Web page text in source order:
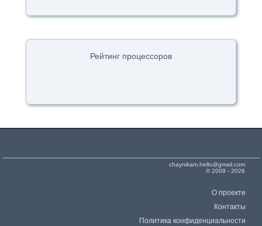
Рейтинг процессоров
chaynikam.hello@gmail.com
© 2009 - 2026
О проекте
Контакты
Политика конфиденциальности